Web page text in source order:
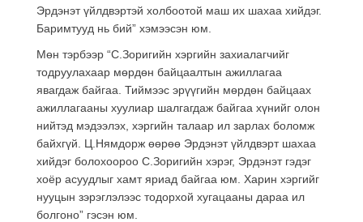
Эрдэнэт үйлдвэртэй холбоотой маш их шахаа хийдэг.
Баримтууд нь бий” хэмээсэн юм.
Мөн тэрбээр “С.Зоригийн хэргийн захиалагчийг
тодруулахаар мөрдөн байцаалтын ажиллагаа
явагдаж байгаа. Тиймээс эрүүгийн мөрдөн байцаах
ажиллагааны хуулиар шалгагдаж байгаа хүнийг олон
нийтэд мэдээлэх, хэргийн талаар ил зарлах боломж
байхгүй. Ц.Нямдорж өөрөө Эрдэнэт үйлдвэрт шахаа
хийдэг болохоороо С.Зоригийн хэрэг, Эрдэнэт гэдэг
хоёр асуудлыг хамт яриад байгаа юм. Харин хэргийг
нууцын зэрэглэлээс тодорхой хугацааны дараа ил
болгоно” гэсэн юм.